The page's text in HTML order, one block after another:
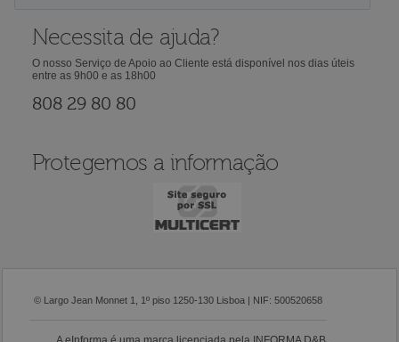
Necessita de ajuda?
O nosso Serviço de Apoio ao Cliente está disponível nos dias úteis
entre as 9h00 e as 18h00
808 29 80 80
Protegemos a informação
© Largo Jean Monnet 1, 1º piso 1250-130 Lisboa | NIF: 500520658